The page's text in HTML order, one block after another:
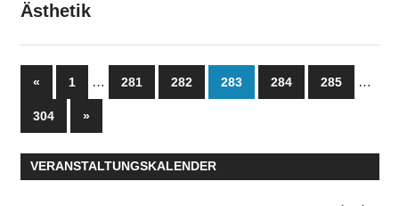
Ästhetik
Seitennummerierung
der
Beiträge
«Vorherige
Beiträge
1 … 281 282 283 284 285 …
304
Nächste
Beiträge
»
VERANSTALTUNGSKALENDER